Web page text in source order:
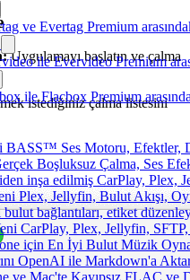
ve Evertag Premium
ile Evervideo Premium
ile Flacbox Premium
BASS™ Ses Motoru, Efektler,
Boşluksuz Çalma, Ses
inşa edilmiş CarPlay, Plex,
Plex, Jellyfin, Bulut Akışı,
bağlantıları, etiket
CarPlay, Plex, Jellyfin,
için En İyi Bulut Müzik
OpenAI ile Markdown'a
ve Mac'te Kayıpsız FLAC ve
Uygulamayı başlatın ve çalma
istediğiniz çalma listesini